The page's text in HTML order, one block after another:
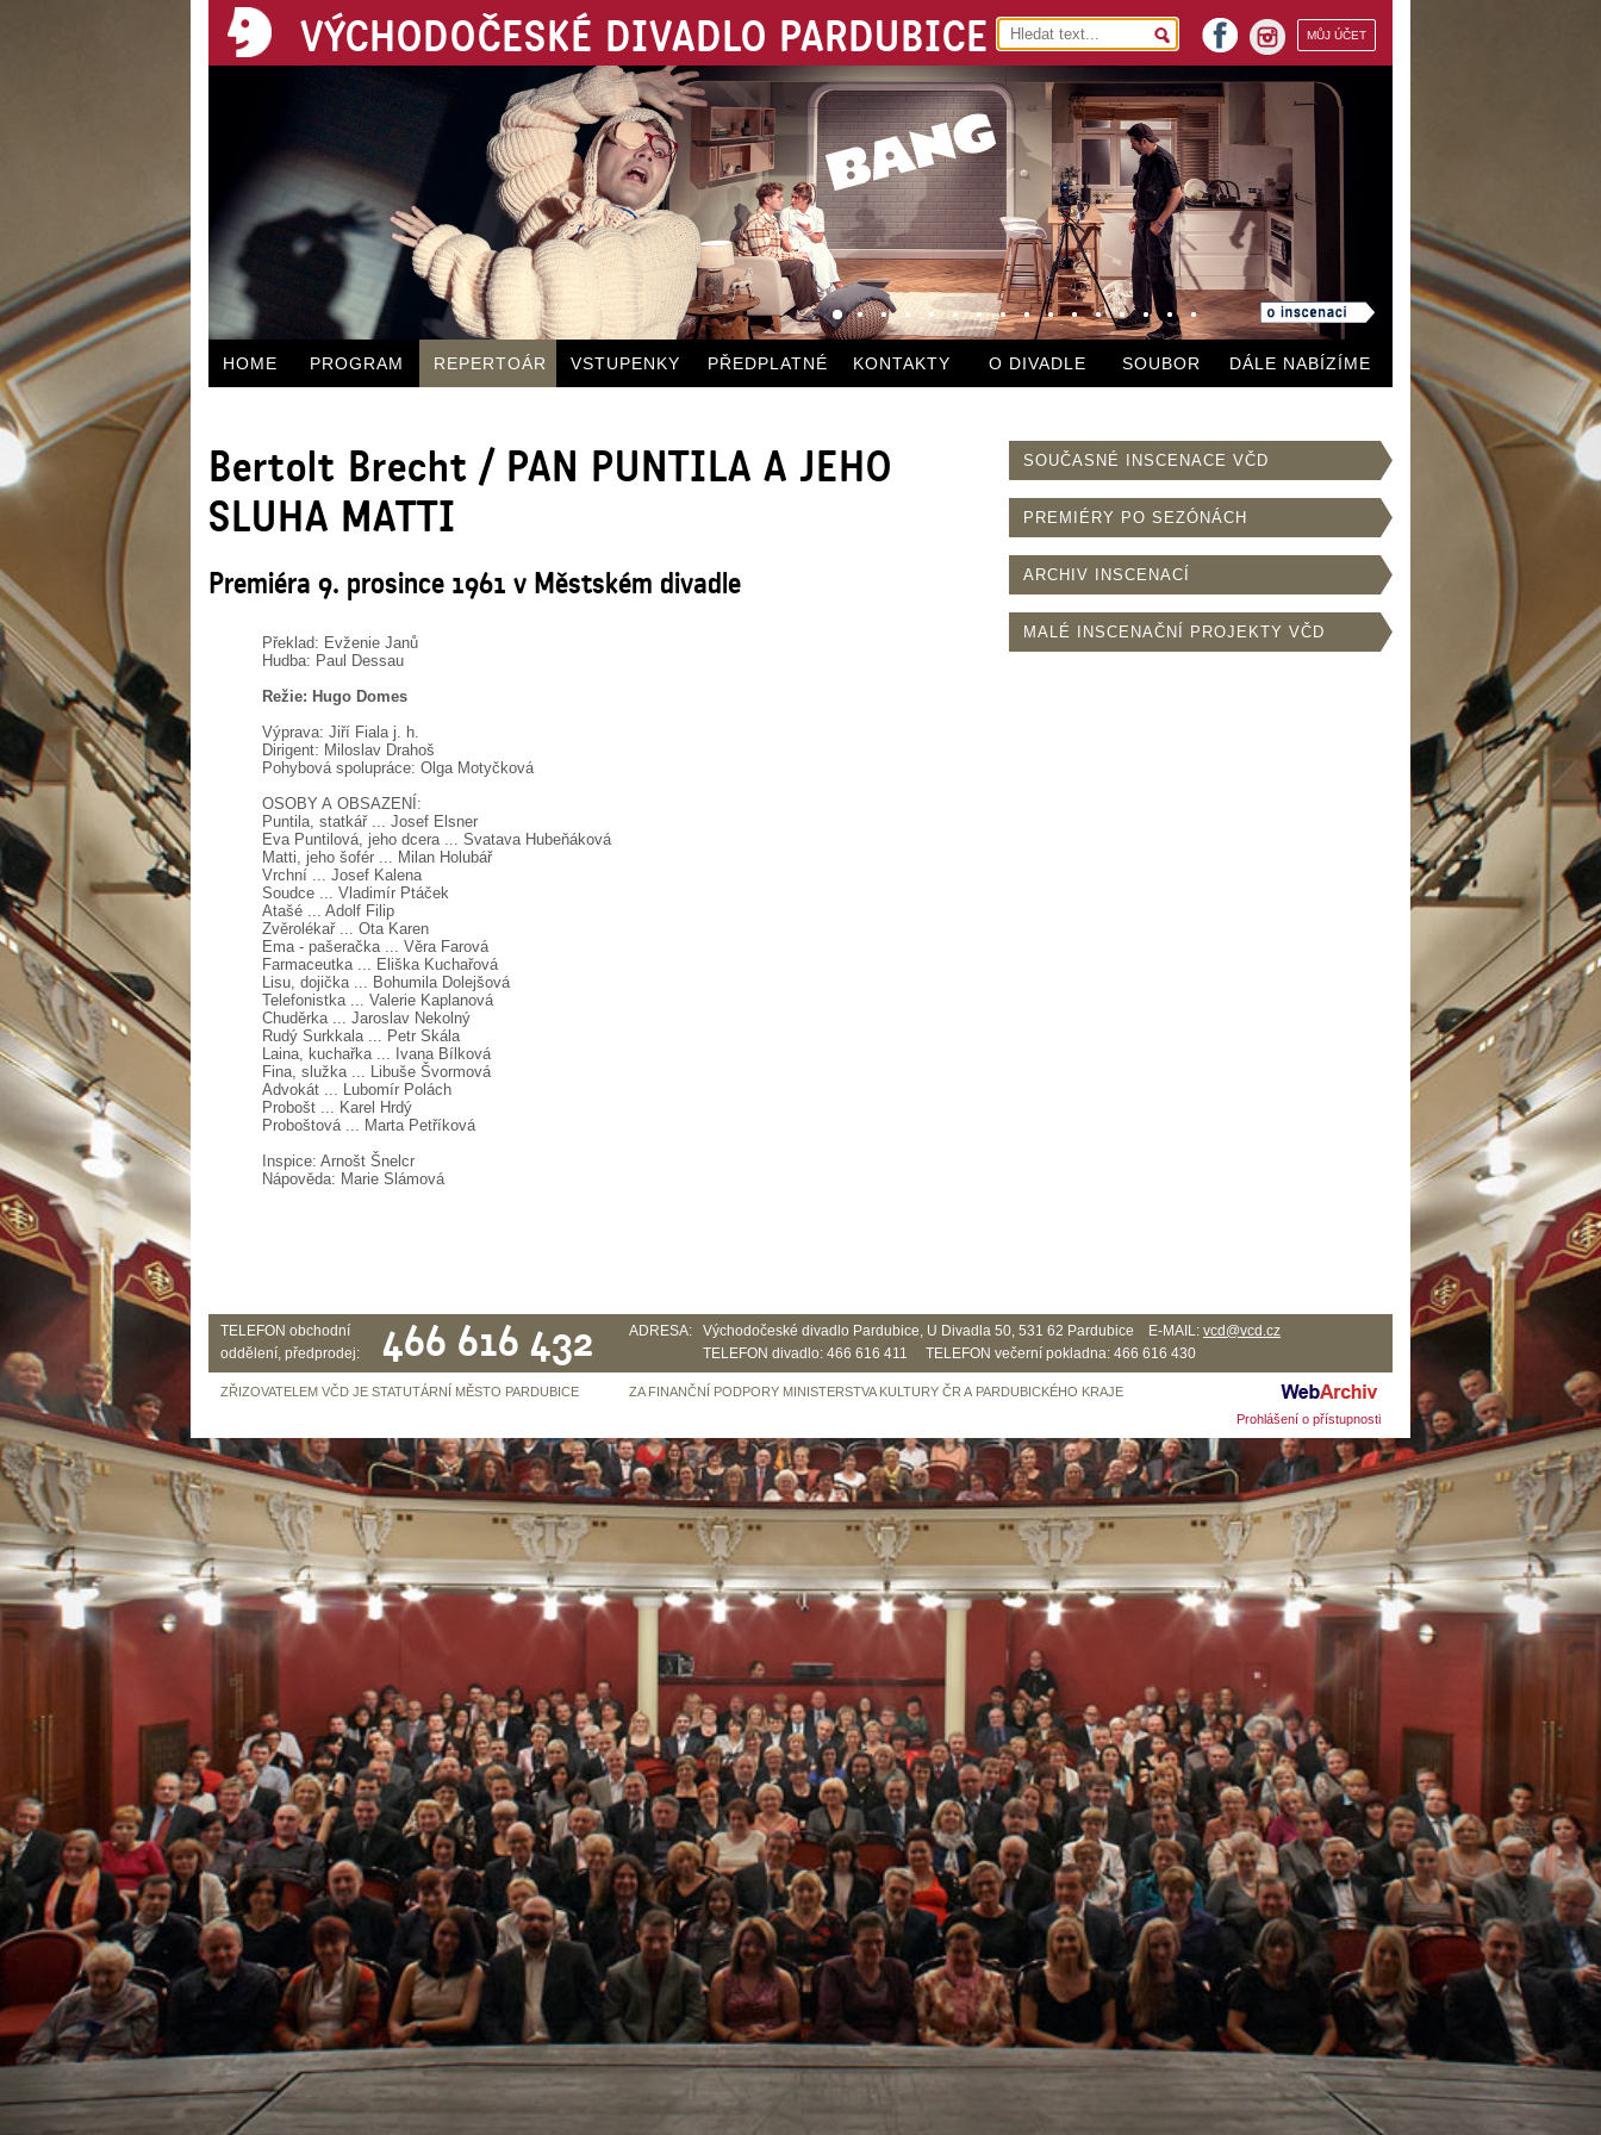
VÝCHODOČESKÉ DIVADLO PARDUBICE MŮJ ÚČET
instagram
facebook
HOME PROGRAM REPERTOÁR VSTUPENKY PŘEDPLATNÉ KONTAKTY O DIVADLE SOUBOR DÁLE NABÍZÍME
Bertolt Brecht / PAN PUNTILA A JEHO
SLUHA MATTI
Premiéra 9. prosince 1961 v Městském divadle
Překlad: Evženie Janů
Hudba: Paul Dessau
Režie: Hugo Domes
Výprava: Jiří Fiala j. h.
Dirigent: Miloslav Drahoš
Pohybová spolupráce: Olga Motyčková
OSOBY A OBSAZENÍ:
Puntila, statkář ... Josef Elsner
Eva Puntilová, jeho dcera ... Svatava Hubeňáková
Matti, jeho šofér ... Milan Holubář
Vrchní ... Josef Kalena
Soudce ... Vladimír Ptáček
Atašé ... Adolf Filip
Zvěrolékař ... Ota Karen
Ema - pašeračka ... Věra Farová
Farmaceutka ... Eliška Kuchařová
Lisu, dojička ... Bohumila Dolejšová
Telefonistka ... Valerie Kaplanová
Chuděrka ... Jaroslav Nekolný
Rudý Surkkala ... Petr Skála
Laina, kuchařka ... Ivana Bílková
Fina, služka ... Libuše Švormová
Advokát ... Lubomír Polách
Probošt ... Karel Hrdý
Proboštová ... Marta Petříková
Inspice: Arnošt Šnelcr
Nápověda: Marie Slámová
SOUČASNÉ INSCENACE VČD
PREMIÉRY PO SEZÓNÁCH
ARCHIV INSCENACÍ
MALÉ INSCENAČNÍ PROJEKTY VČD
TELEFON obchodní
oddělení, předprodej:
466 616 432 ADRESA: Východočeské divadlo Pardubice, U Divadla 50, 531 62 Pardubice E-MAIL: vcd@vcd.cz
TELEFON divadlo: 466 616 411 TELEFON večerní pokladna: 466 616 430
ZŘIZOVATELEM VČD JE STATUTÁRNÍ MĚSTO PARDUBICE
ZA FINANČNÍ PODPORY MINISTERSTVA KULTURY ČR A PARDUBICKÉHO KRAJE
Prohlášení o přístupnosti